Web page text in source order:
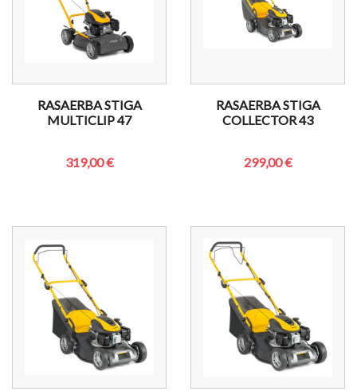
RASAERBA STIGA
MULTICLIP 47
319,00 €
RASAERBA STIGA
COLLECTOR 43
299,00 €